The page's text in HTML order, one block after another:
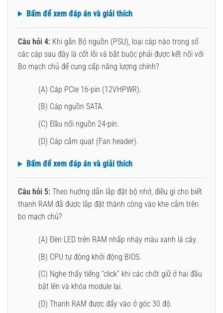
Bấm để xem đáp án và giải thích
Câu hỏi 4: Khi gắn Bộ nguồn (PSU), loại cáp nào trong số
các cáp sau đây là cốt lõi và bắt buộc phải được kết nối với
Bo mạch chủ để cung cấp năng lượng chính?
(A) Cáp PCIe 16-pin (12VHPWR).
(B) Cáp nguồn SATA.
(C) Đầu nối nguồn 24-pin.
(D) Cáp cắm quạt (Fan header).
Bấm để xem đáp án và giải thích
Câu hỏi 5: Theo hướng dẫn lắp đặt bộ nhớ, điều gì cho biết
thanh RAM đã được lắp đặt thành công vào khe cắm trên
bo mạch chủ?
(A) Đèn LED trên RAM nhấp nháy màu xanh lá cây.
(B) CPU tự động khởi động BIOS.
(C) Nghe thấy tiếng “click” khi các chốt giữ ở hai đầu
bật lên và khóa module lại.
(D) Thanh RAM được đẩy vào ở góc 30 độ.